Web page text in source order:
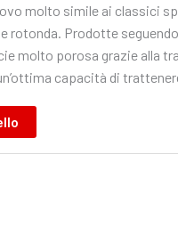
molto simile ai classici
rotonda. Prodotte
molto porosa grazie alla
capacità di